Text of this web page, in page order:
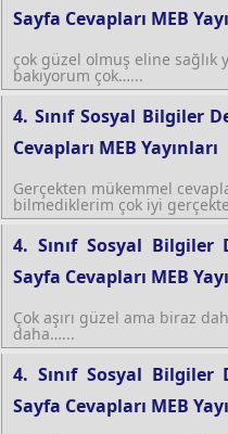
Sayfa Cevapları MEB
çok güzel olmuş eline sağlık
bakıyorum çok…...
4. Sınıf Sosyal Bilgiler
Cevapları MEB Yayınları
Gerçekten mükemmel
bilmediklerim çok iyi
4. Sınıf Sosyal Bilgiler
Sayfa Cevapları MEB
Çok aşırı güzel ama biraz
daha…...
4. Sınıf Sosyal Bilgiler
Sayfa Cevapları MEB